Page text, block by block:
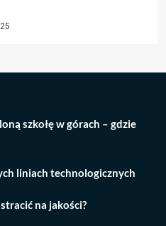
szkołę w górach – gdzie
liniach technologicznych
na jakości?